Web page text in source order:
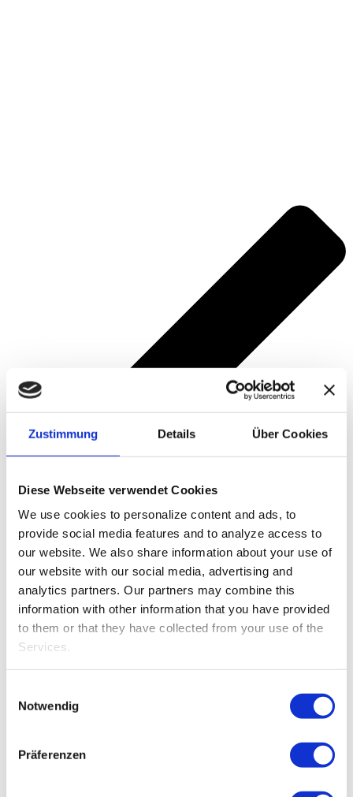
Zustimmung Details Über Cookies
Diese Webseite verwendet Cookies
We use cookies to personalize content and ads, to
provide social media features and to analyze access to
our website. We also share information about your use of
our website with our social media, advertising and
analytics partners. Our partners may combine this
information with other information that you have provided
to them or that they have collected from your use of the
Services.
Notwendig
Präferenzen